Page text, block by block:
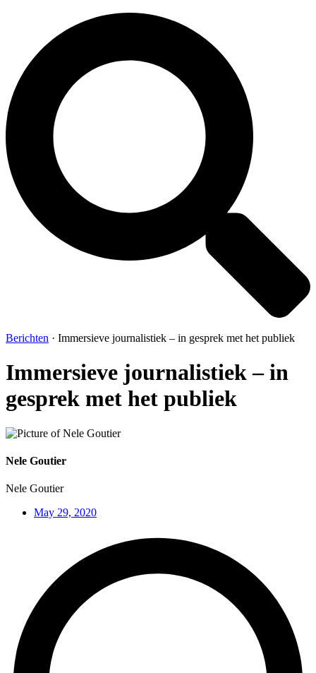
Berichten · Immersieve journalistiek – in gesprek met het publiek
Immersieve journalistiek – in
gesprek met het publiek
Nele Goutier
Nele Goutier
May 29, 2020